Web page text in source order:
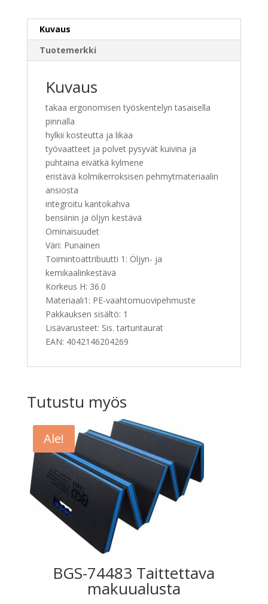
Kuvaus
Tuotemerkki
Kuvaus
takaa ergonomisen työskentelyn tasaisella
pinnalla
hylkii kosteutta ja likaa
työvaatteet ja polvet pysyvät kuivina ja
puhtaina eivätkä kylmene
eristävä kolmikerroksisen pehmytmateriaalin
ansiosta
integroitu kantokahva
bensiinin ja öljyn kestävä
Ominaisuudet
Väri: Punainen
Toimintoattribuutti 1: Öljyn- ja
kemikaalinkestävä
Korkeus H: 36.0
Materiaali1: PE-vaahtomuovipehmuste
Pakkauksen sisältö: 1
Lisävarusteet: Sis. tartuntaurat
EAN: 4042146204269
Tutustu myös
Ale!
BGS-74483 Taittettava
makuualusta